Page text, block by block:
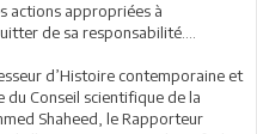
actions appropriées à
de sa responsabilité….
d’Histoire contemporaine et
Conseil scientifique de la
Shaheed, le Rapporteur